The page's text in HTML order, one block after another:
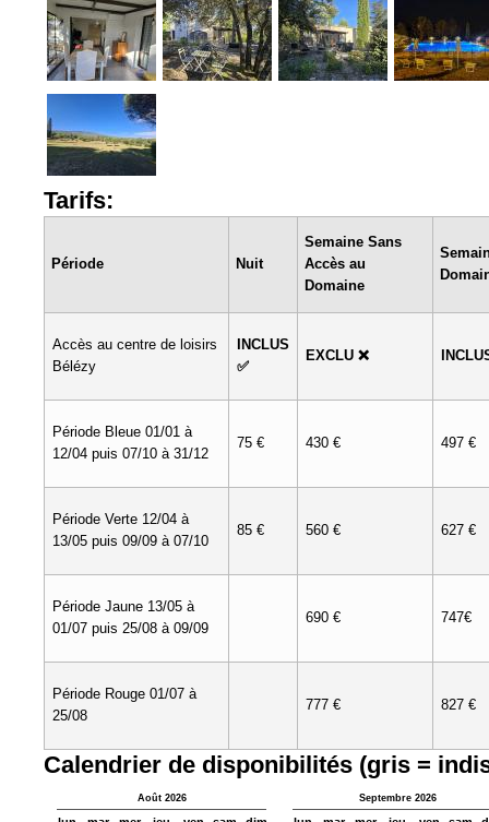
Tarifs:
Période Nuit
Semaine Sans
Accès au
Domaine
Accès au centre de loisirs
Bélézy
INCLUS
✅
EXCLU ❌
Période Bleue 01/01 à
12/04 puis 07/10 à 31/12
75 € 430 € 497 €
Période Verte 12/04 à
13/05 puis 09/09 à 07/10
85 € 560 € 627 €
Période Jaune 13/05 à
01/07 puis 25/08 à 09/09
690 € 747€
Période Rouge 01/07 à
25/08
777 € 827 €
Calendrier de disponibilités (gris =
Août 2026 Septembre 2026